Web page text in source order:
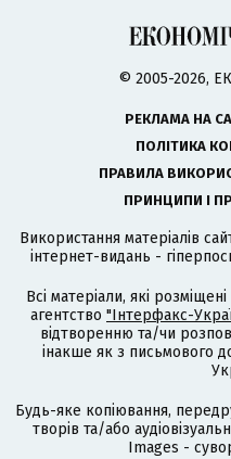
© 2005-2026,
РЕКЛАМА НА
ПОЛІТИКА
ПРАВИЛА
ПРИНЦИПИ І
Використання матеріалів
інтернет-видань -
Всі матеріали, які
агентство "Інтерфакс-
відтворенню та/чи
інакше як з письмового
Будь-яке копіювання,
творів та/або
Images -